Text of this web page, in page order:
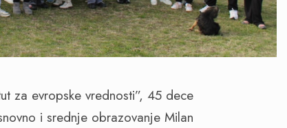
za evropske vrednosti”, 45 dece
i srednje obrazovanje Milan